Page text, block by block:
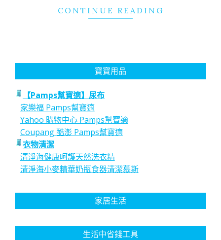
CONTINUE READING
寶寶用品
【Pamps幫寶適】尿布
家樂福 Pamps幫寶適
Yahoo 購物中心 Pamps幫寶適
Coupang 酷澎 Pamps幫寶適
衣物清潔
清淨海健康呵護天然洗衣精
清淨海小麥精華奶瓶食器清潔慕斯
家居生活
生活中省錢工具